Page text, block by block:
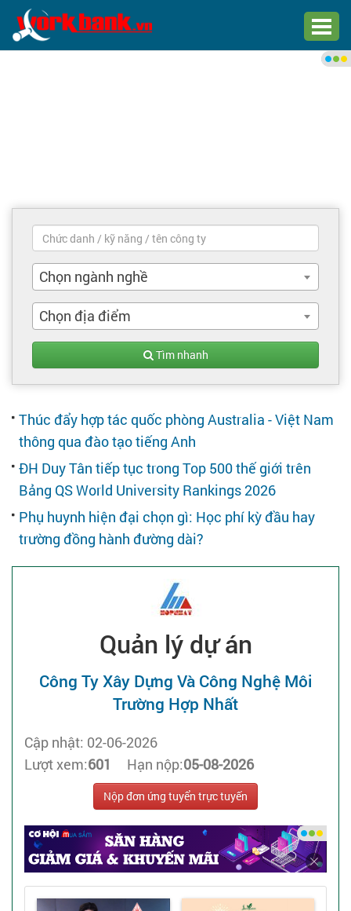
Trang chủ
Việc làm mới nhất
Tìm việc làm
Nhà tuyển dụng
Chọn ngành nghề
Chọn địa điểm
Tìm nhanh
Thúc đẩy hợp tác quốc phòng Australia - Việt Nam
thông qua đào tạo tiếng Anh
ĐH Duy Tân tiếp tục trong Top 500 thế giới trên
Bảng QS World University Rankings 2026
Phụ huynh hiện đại chọn gì: Học phí kỳ đầu hay
trường đồng hành đường dài?
Quản lý dự án
Công Ty Xây Dựng Và Công Nghệ Môi
Trường Hợp Nhất
Cập nhật: 02-06-2026
Lượt xem:601 Hạn nộp:05-08-2026
Nộp đơn ứng tuyển trực tuyến